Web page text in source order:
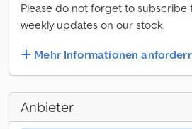
Please do not forget to
weekly updates on our stock.
Mehr Informationen
Anbieter